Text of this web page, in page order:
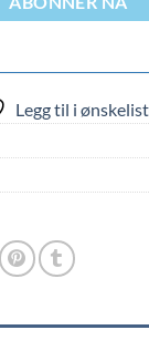
Legg til i